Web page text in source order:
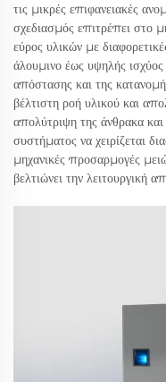
τις μικρές επιφανειακές
σχεδιασμός επιτρέπει στο
εύρος υλικών με
άλουμινο έως υψηλής
απόστασης και της
βέλτιστη ροή υλικού και
απολύτριψη της άνθρακα
συστήματος να χειρίζεται
μηχανικές προσαρμογές
βελτιώνει την λειτουργική